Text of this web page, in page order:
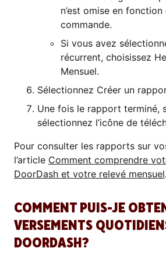
n’est omise en
commande.
Si vous avez
récurrent, choisissez
Mensuel.
Sélectionnez Créer un
Une fois le rapport terminé,
sélectionnez l’icône de
Pour consulter les rapports sur
l’article Comment comprendre
DoorDash et votre relevé mensuel.
COMMENT PUIS-JE
VERSEMENTS
DOORDASH?